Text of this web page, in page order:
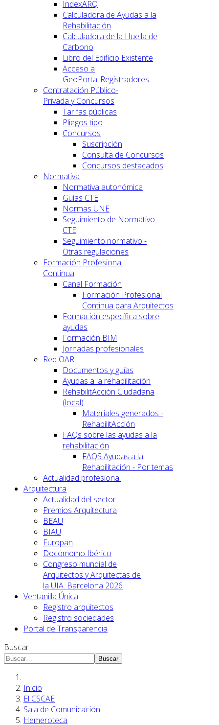
IndexARQ
Calculadora de Ayudas a la
Rehabilitación
Calculadora de la Huella de
Carbono
Libro del Edificio Existente
Acceso a
GeoPortal.Registradores
Contratación Público-
Privada y Concursos
Tarifas públicas
Pliegos tipo
Concursos
Suscripción
Consulta de Concursos
Concursos destacados
Normativa
Normativa autonómica
Guías CTE
Normas UNE
Seguimiento de Normativo -
CTE
Seguimiento normativo -
Otras regulaciones
Formación Profesional
Continua
Canal Formación
Formación Profesional
Continua para Arquitectos
Formación específica sobre
ayudas
Formación BIM
Jornadas profesionales
Red OAR
Documentos y guías
Ayudas a la rehabilitación
RehabilitAcción Ciudadana
(local)
Materiales generados -
RehabilitAcción
FAQs sobre las ayudas a la
rehabilitación
FAQS Ayudas a la
Rehabilitación - Por temas
Actualidad profesional
Arquitectura
Actualidad del sector
Premios Arquitectura
BEAU
BIAU
Europan
Docomomo Ibérico
Congreso mundial de
Arquitectos y Arquitectas de
la UIA. Barcelona 2026
Ventanilla Única
Registro arquitectos
Registro sociedades
Portal de Transparencia
Buscar
Buscar
Inicio
El CSCAE
Sala de Comunicación
Hemeroteca